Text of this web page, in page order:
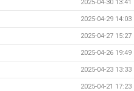
2025-04-30 13:41
2025-04-29 14:03
2025-04-27 15:27
2025-04-26 19:49
2025-04-23 13:33
2025-04-21 17:23